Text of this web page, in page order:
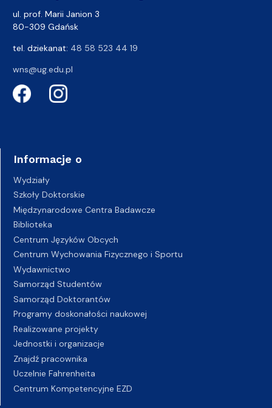
ul. prof. Marii Janion 3
80-309 Gdańsk
tel. dziekanat: 48 58 523 44 19
wns@ug.edu.pl
Informacje o
Wydziały
Szkoły Doktorskie
Międzynarodowe Centra Badawcze
Biblioteka
Centrum Języków Obcych
Centrum Wychowania Fizycznego i Sportu
Wydawnictwo
Samorząd Studentów
Samorząd Doktorantów
Programy doskonałości naukowej
Realizowane projekty
Jednostki i organizacje
Znajdź pracownika
Uczelnie Fahrenheita
Centrum Kompetencyjne EZD